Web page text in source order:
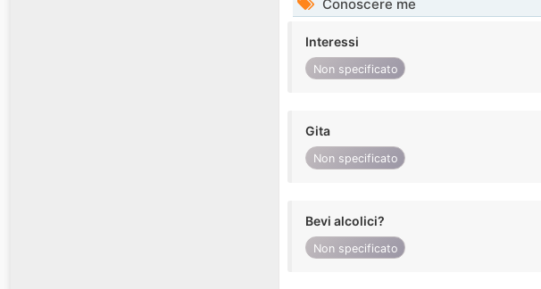
Conoscere me
Interessi
Non specificato
Gita
Non specificato
Bevi alcolici?
Non specificato